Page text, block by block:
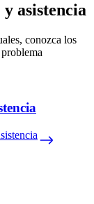
asistencia
conozca los